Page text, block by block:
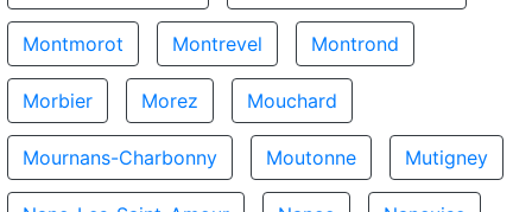
Montmorot Montrevel Montrond
Morbier Morez Mouchard
Mournans-Charbonny Moutonne Mutigney